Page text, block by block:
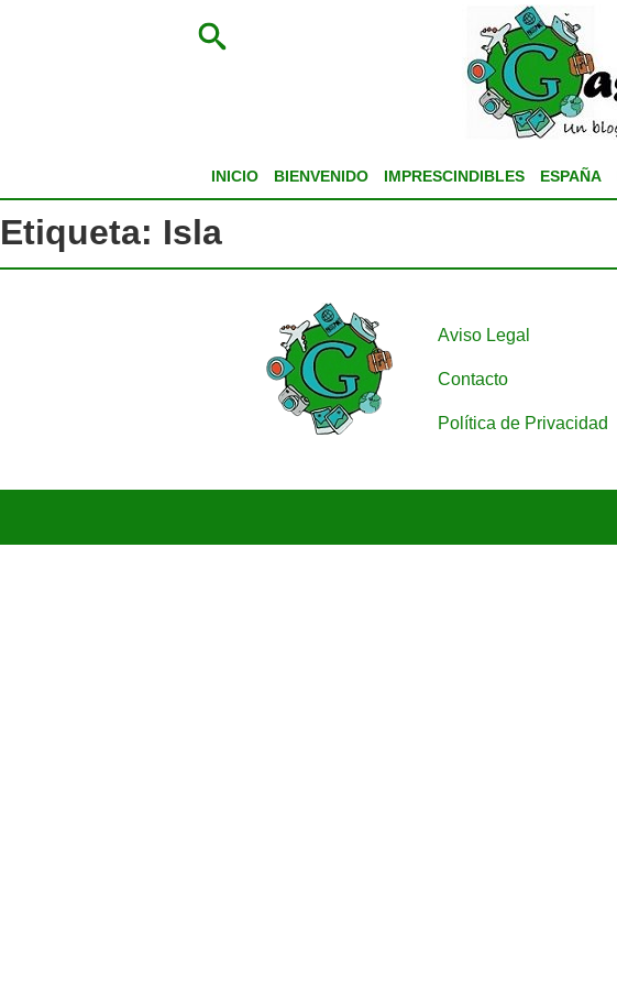
INICIO BIENVENIDO IMPRESCINDIBLES ESPAÑA
Etiqueta: Isla
Aviso Legal
Contacto
Política de Privacidad